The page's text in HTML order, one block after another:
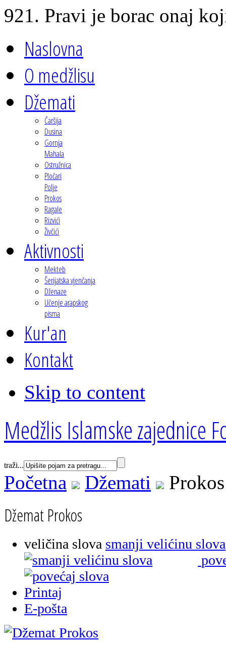
921. Pravi je borac onaj
Naslovna
O medžlisu
Džemati
Čaršija
Dusina
Gornja
Mahala
Ostružnica
Pločari
Polje
Prokos
Ragale
Rizvići
Živčići
Aktivnosti
Mekteb
Šerijatska vjenčanja
Dženaze
Učenje arapskog
pisma
Kur'an
Kontakt
Skip to content
Medžlis Islamske zajednice
traži...
Početna Džemati Prokos
Džemat Prokos
veličina slova smanji velićinu slova
Printaj
E-pošta